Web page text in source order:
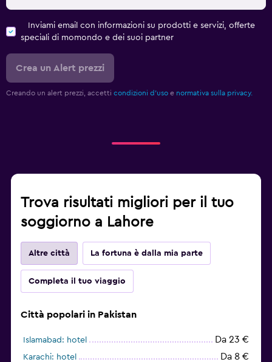
Inviami email con informazioni su prodotti e servizi, offerte
speciali di momondo e dei suoi partner
Crea un Alert prezzi
Creando un alert prezzi, accetti condizioni d'uso e normativa sulla privacy.
Trova risultati migliori per il tuo
soggiorno a Lahore
Altre città La fortuna è dalla mia parte
Completa il tuo viaggio
Città popolari in Pakistan
Islamabad: hotel Da 23 €
Karachi: hotel Da 8 €